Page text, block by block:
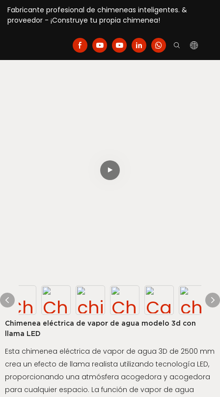
Fabricante profesional de chimeneas inteligentes. &
proveedor - ¡Construye tu propia chimenea!
Chimenea eléctrica de vapor de agua modelo 3d con
llama LED
Esta chimenea eléctrica de vapor de agua 3D de 2500 mm
crea un efecto de llama realista utilizando tecnología LED,
proporcionando una atmósfera acogedora y acogedora
para cualquier espacio. La función de vapor de agua